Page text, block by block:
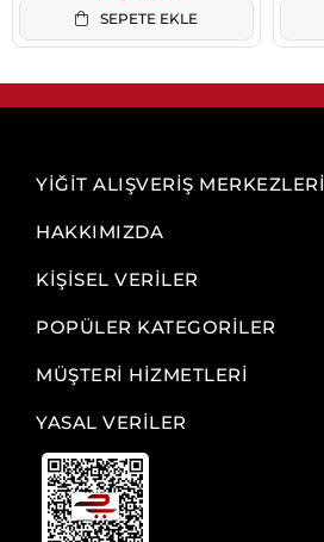
SEPETE EKLE
YİĞİT ALIŞVERİŞ MERKEZLERİ
HAKKIMIZDA
KİŞİSEL VERİLER
POPÜLER KATEGORİLER
MÜŞTERİ HİZMETLERİ
YASAL VERİLER